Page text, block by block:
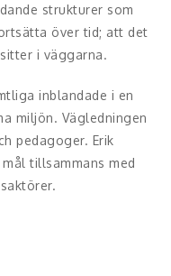
strukturer som
över tid; att det
i väggarna.
inblandade i en
miljön. Vägledningen
pedagoger. Erik
tillsammans med